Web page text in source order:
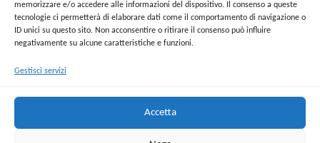
memorizzare e/o accedere alle informazioni del dispositivo. Il consenso a queste
tecnologie ci permetterà di elaborare dati come il comportamento di navigazione o
ID unici su questo sito. Non acconsentire o ritirare il consenso può influire
negativamente su alcune caratteristiche e funzioni.
Gestisci servizi
Accetta
Richiedi Modello